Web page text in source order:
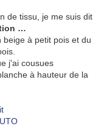
de tissu, je me suis dit
…
beige à petit pois et du
j'ai cousues
à hauteur de la